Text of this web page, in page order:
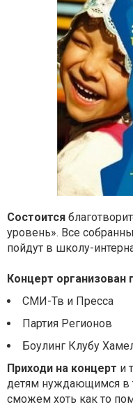
Состоится
уровень». Все
пойдут в школу-
Концерт
CМИ-Тв и Пресса
Партия Регионов
Боулинг Клубу
Приходи на концерт и
детям нуждающимся в
сможем хоть как то